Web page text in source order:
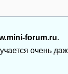
forum.ru.
очень